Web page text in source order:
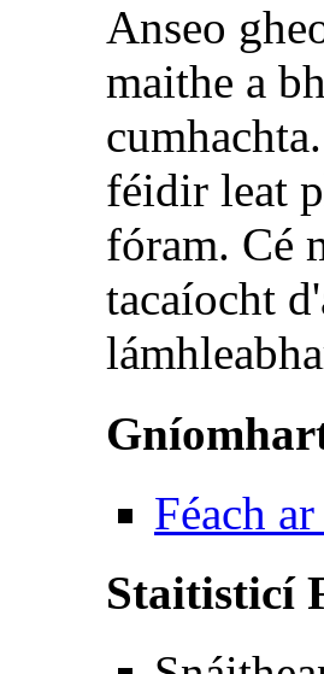
Anseo
maithe a
féidir leat
fóram. Cé
tacaíocht
Féach
Staitisticí